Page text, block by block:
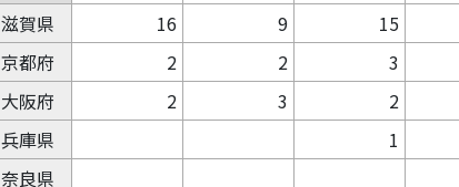
滋賀県
16 9 15
京都府
2 2 3
大阪府
2 3 2
兵庫県
1
奈良県